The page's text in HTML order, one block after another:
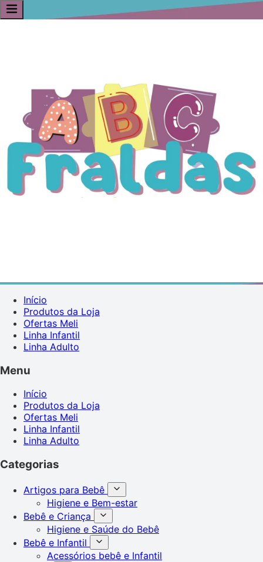
Início
Produtos da Loja
Ofertas Meli
Linha Infantil
Linha Adulto
Menu
Início
Produtos da Loja
Ofertas Meli
Linha Infantil
Linha Adulto
Categorias
Artigos para Bebê
Higiene e Bem-estar
Bebê e Criança
Higiene e Saúde do Bebê
Bebê e Infantil
Acessórios bebê e Infantil